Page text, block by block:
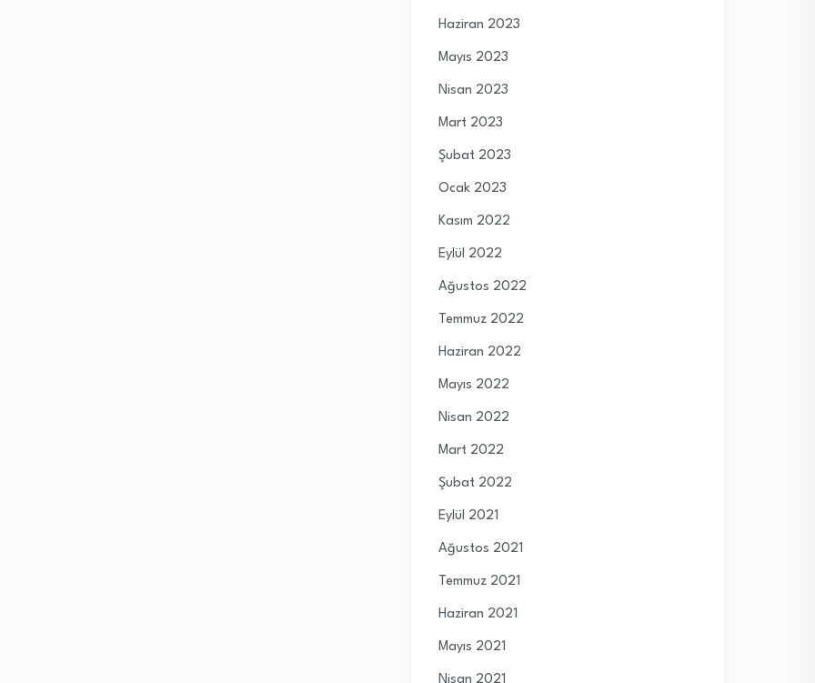
Haziran 2023
Mayıs 2023
Nisan 2023
Mart 2023
Şubat 2023
Ocak 2023
Kasım 2022
Eylül 2022
Ağustos 2022
Temmuz 2022
Haziran 2022
Mayıs 2022
Nisan 2022
Mart 2022
Şubat 2022
Eylül 2021
Ağustos 2021
Temmuz 2021
Haziran 2021
Mayıs 2021
Nisan 2021